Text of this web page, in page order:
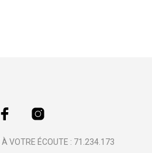
VOTRE ÉCOUTE : 71.234.173